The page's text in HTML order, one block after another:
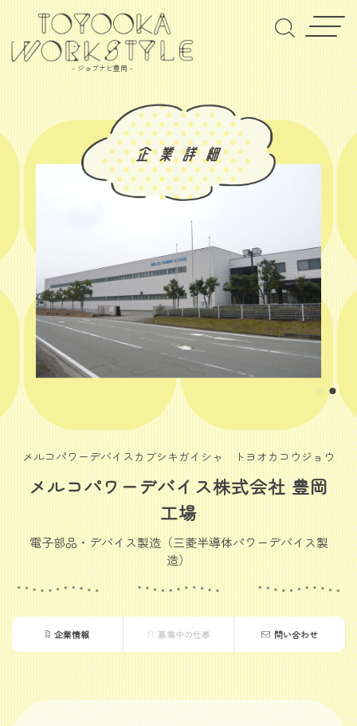
- ジョブナビ豊岡 -
メルコパワーデバイスカブシキガイシャ トヨオカコウジョウ
メルコパワーデバイス株式会社 豊岡
工場
電子部品・デバイス製造（三菱半導体パワーデバイス製
造）
企業情報 募集中の仕事 問い合わせ